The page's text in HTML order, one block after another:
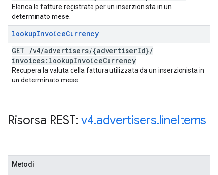
Elenca le fatture registrate per un inserzionista in un
determinato mese.
lookupInvoiceCurrency
GET /v4/advertisers/{advertiserId}/
invoices:lookupInvoiceCurrency
Recupera la valuta della fattura utilizzata da un inserzionista in
un determinato mese.
Risorsa REST: v4.advertisers.lineItems
Metodi